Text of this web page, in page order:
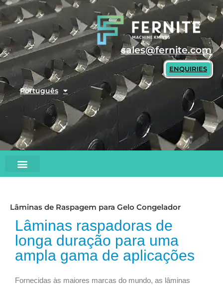
Skip
content
sales@fernite.com
ENQUIRIES
Português
Lâminas de Raspagem para Gelo Congelador
Lâminas raspadoras de
longa duração para uma
ampla gama de aplicações
Fornecidas às maiores marcas do mundo, as lâminas